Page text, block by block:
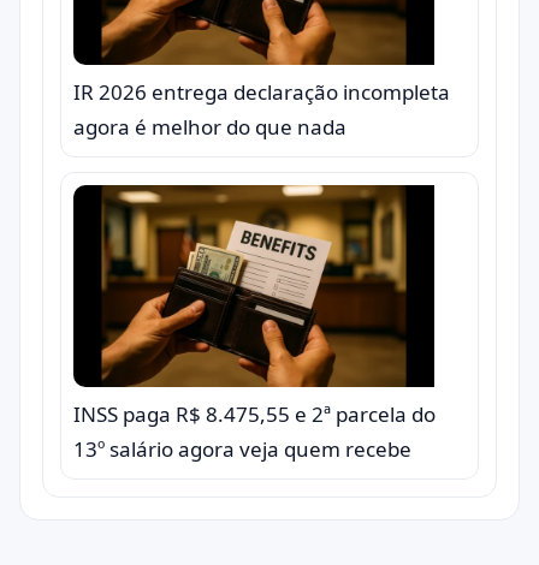
IR 2026 entrega declaração incompleta
agora é melhor do que nada
INSS paga R$ 8.475,55 e 2ª parcela do
13º salário agora veja quem recebe